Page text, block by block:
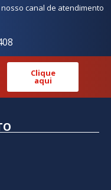
canal de atendimento
Clique
aqui